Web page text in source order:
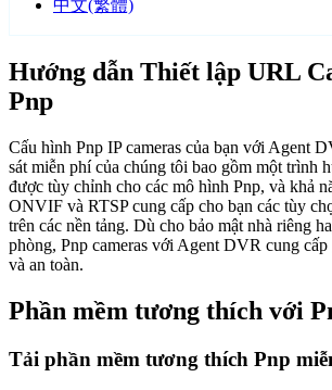
中文(繁體)
Hướng dẫn Thiết lập URL
Pnp
Cấu hình Pnp IP cameras của bạn với Agent
sát miễn phí của chúng tôi bao gồm một trình
được tùy chỉnh cho các mô hình Pnp, và khả
ONVIF và RTSP cung cấp cho bạn các tùy
trên các nền tảng. Dù cho bảo mật nhà riêng
phòng, Pnp cameras với Agent DVR cung cấp
và an toàn.
Phần mềm tương thích với
Tải phần mềm tương thích Pnp